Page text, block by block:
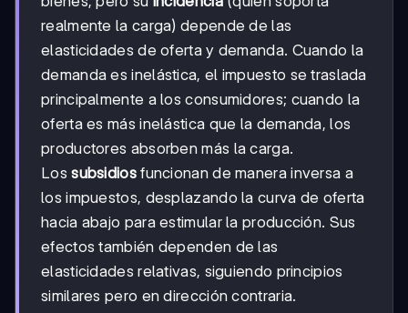
realmente la carga) depende de las
elasticidades de oferta y demanda. Cuando la
demanda es inelástica, el impuesto se traslada
principalmente a los consumidores; cuando la
oferta es más inelástica que la demanda, los
productores absorben más la carga.
Lossubsidiosfuncionan de manera inversa a
los impuestos, desplazando la curva de oferta
hacia abajo para estimular la producción. Sus
efectos también dependen de las
elasticidades relativas, siguiendo principios
similares pero en dirección contraria.